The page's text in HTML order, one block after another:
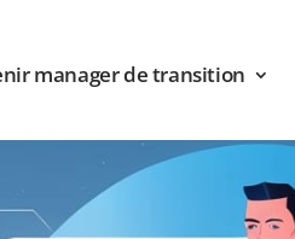
manager de transition